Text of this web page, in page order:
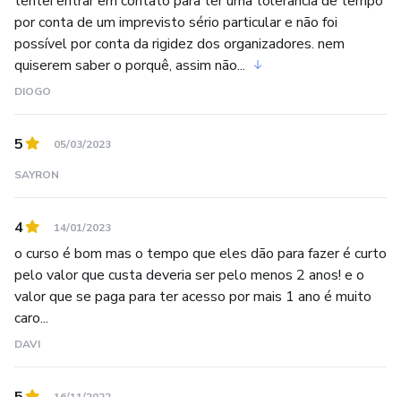
He recently presented a solo exhibition at Epicentro
Cultural, attended the Salon de Automne France-Brazil, at
the Latin America Memorial, and received multiple
consecutive awards in the Piracicaba Art Salon, Sao Paulo-
SP, Brazil.
por conta de um imprevisto sério particular e não foi
possível por conta da rigidez dos organizadores. nem
quiserem saber o porquê, assim não...
DIOGO
5 05/03/2023
SAYRON
4 14/01/2023
o curso é bom mas o tempo que eles dão para fazer é curto
pelo valor que custa deveria ser pelo menos 2 anos! e o
valor que se paga para ter acesso por mais 1 ano é muito
caro...
DAVI